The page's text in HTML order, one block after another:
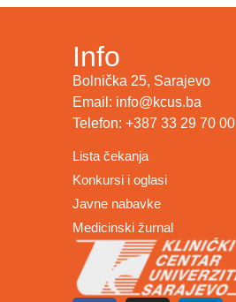
Info
Bolnička 25, Sarajevo
Email: info@kcus.ba
Telefon: +387 33 29 70 00
Lista čekanja
Konkursi i oglasi
Javne nabavke
Medicinski žurnal